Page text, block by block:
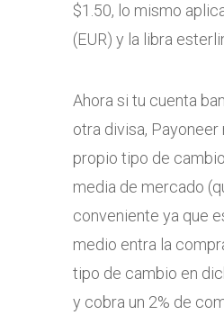
$1.50, lo mismo
(EUR) y la libra
Ahora si tu cuenta
otra divisa, Payoneer
propio tipo de
media de mercado
conveniente ya que
medio entra la
tipo de cambio en
y cobra un 2% de